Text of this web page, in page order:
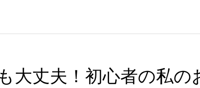
大丈夫！初心者の私の